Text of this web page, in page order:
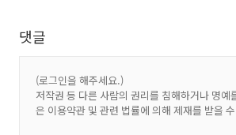
댓글